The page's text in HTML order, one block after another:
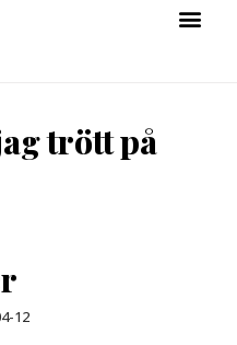
trött på
12